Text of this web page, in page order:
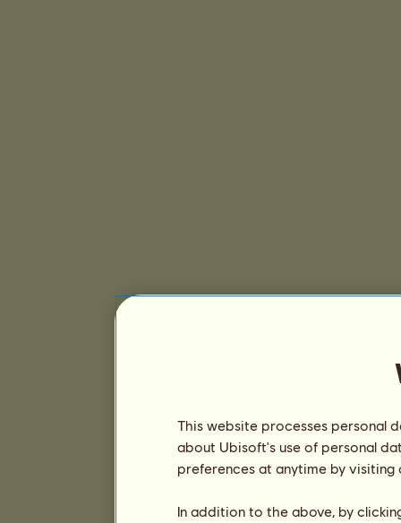
This website processes personal
about Ubisoft's use of personal
preferences at anytime by
In addition to the above, by